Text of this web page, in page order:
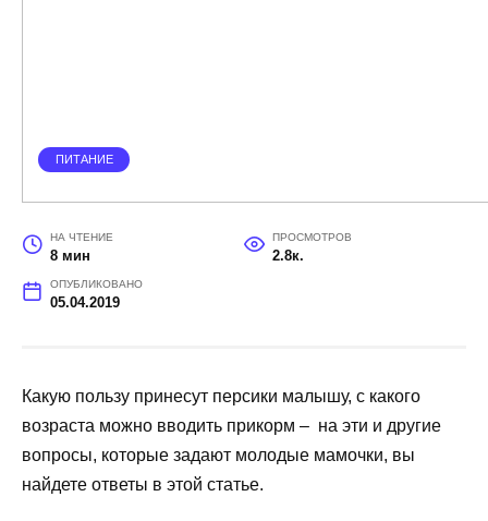
ПИТАНИЕ
НА ЧТЕНИЕ
8 мин
ПРОСМОТРОВ
2.8к.
ОПУБЛИКОВАНО
05.04.2019
Какую пользу принесут персики малышу, с какого
возраста можно вводить прикорм – на эти и другие
вопросы, которые задают молодые мамочки, вы
найдете ответы в этой статье.